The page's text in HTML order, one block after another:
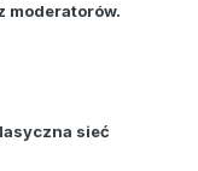
moderatorów.
sieć